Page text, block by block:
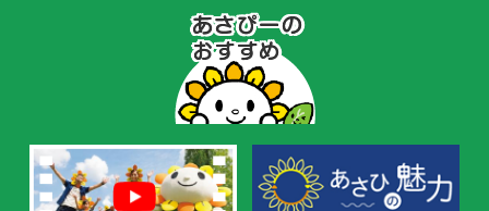
の
お
す
め